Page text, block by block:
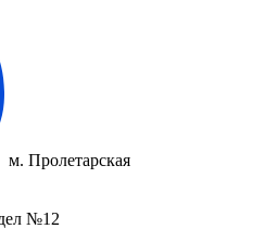
м. Пролетарская
№12